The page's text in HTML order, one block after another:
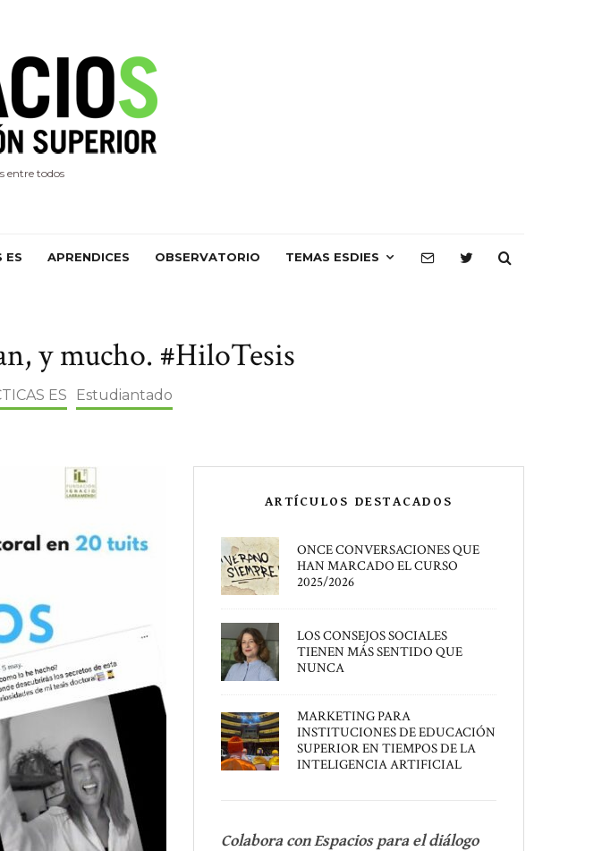
entre todos
ES APRENDICES OBSERVATORIO TEMAS ESDIES
y mucho. #HiloTesis
ES Estudiantado
ARTÍCULOS DESTACADOS
ONCE CONVERSACIONES QUE
HAN MARCADO EL CURSO
2025/2026
LOS CONSEJOS SOCIALES
TIENEN MÁS SENTIDO QUE
NUNCA
MARKETING PARA
INSTITUCIONES DE EDUCACIÓN
SUPERIOR EN TIEMPOS DE LA
INTELIGENCIA ARTIFICIAL
Colabora con Espacios para el diálogo